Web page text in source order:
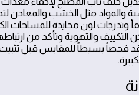
والمواد مثل الخشب والمعادن
لون محايدة للمساحات
التكييف والتهوية وتأكد من
فحصاً بسيطاً للمقابس قبل